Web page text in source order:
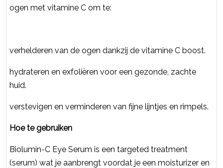
ogen met vitamine C om te:
verhelderen van de ogen dankzij de vitamine C boost.
hydrateren en exfoliëren voor een gezonde, zachte
huid.
verstevigen en verminderen van fijne lijntjes en rimpels.
Hoe te gebruiken
Biolumin-C Eye Serum is een targeted treatment
(serum) wat je aanbrengt voordat je een moisturizer en